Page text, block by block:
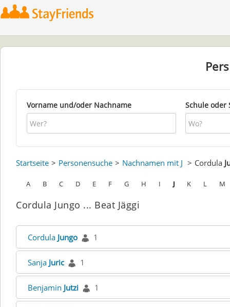
Vorname und/oder Nachname Schule oder
Startseite Personensuche Nachnamen mit J Cordula
A B C D E F G H I J K L M
Cordula Jungo ... Beat Jäggi
Cordula Jungo 1
Sanja Juric 1
Benjamin Jutzi 1